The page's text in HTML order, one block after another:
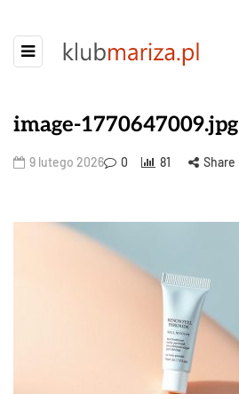
image-1770647009.jpg
9 lutego 2026 0 81 Share